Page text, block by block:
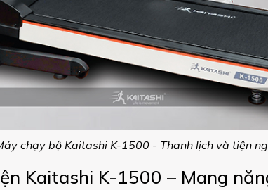
chạy bộ Kaitashi K-1500 - Thanh lịch và tiện
Kaitashi K-1500 – Mang